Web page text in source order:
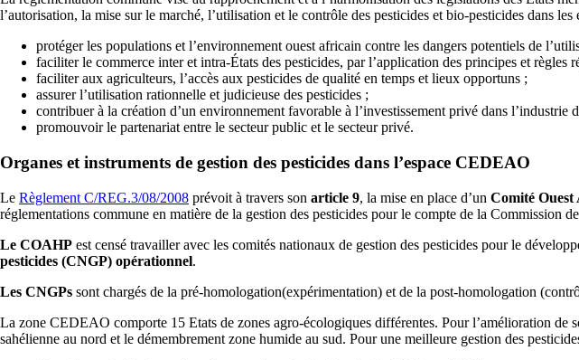
l’autorisation, la mise sur le marché, l’utilisation et le contrôle des pesticides et bio-pesticides dans
protéger les populations et l’environnement ouest africain contre les dangers potentiels de
faciliter le commerce inter et intra-États des pesticides, par l’application des principes et
faciliter aux agriculteurs, l’accès aux pesticides de qualité en temps et lieux opportuns ;
assurer l’utilisation rationnelle et judicieuse des pesticides ;
contribuer à la création d’un environnement favorable à l’investissement privé dans l’industrie
promouvoir le partenariat entre le secteur public et le secteur privé.
Organes et instruments de gestion des pesticides dans l’espace CEDEAO
Le Règlement C/REG.3/08/2008 prévoit à travers son article 9, la mise en place d’un Comité Ouest
réglementations commune en matière de la gestion des pesticides pour le compte de la Commission
Le COAHP est censé travailler avec les comités nationaux de gestion des pesticides pour le
pesticides (CNGP) opérationnel.
Les CNGPs sont chargés de la pré-homologation(expérimentation) et de la post-homologation
La zone CEDEAO comporte 15 Etats de zones agro-écologiques différentes. Pour l’amélioration
sahélienne au nord et le démembrement zone humide au sud. Pour une meilleure gestion des